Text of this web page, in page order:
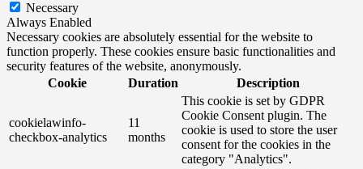
Necessary
Always Enabled
Necessary cookies are absolutely essential for the website to
function properly. These cookies ensure basic functionalities and
security features of the website, anonymously.
Cookie
Duration Description
cookielawinfo-
checkbox-analytics
11
months
This cookie is set by GDPR
Cookie Consent plugin. The
cookie is used to store the user
consent for the cookies in the
category "Analytics".